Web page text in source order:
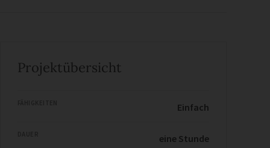
Projektübersicht
Einfach
eine Stunde